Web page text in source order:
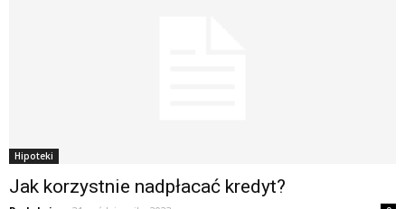
Hipoteki
Jak korzystnie nadpłacać kredyt?